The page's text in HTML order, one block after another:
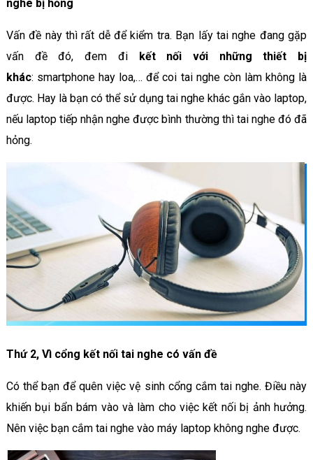
nghe bị hỏng
Vấn đề này thì rất dễ để kiểm tra. Bạn lấy tai nghe đang gặp
vấn đề đó, đem đi kết nối với những thiết bị
khác: smartphone hay loa,… để coi tai nghe còn làm không là
được. Hay là bạn có thể sử dụng tai nghe khác gắn vào laptop,
nếu laptop tiếp nhận nghe được bình thường thì tai nghe đó đã
hỏng.
Thứ 2, Vì cổng kết nối tai nghe có vấn đề
Có thể bạn để quên việc vệ sinh cổng cắm tai nghe. Điều này
khiến bụi bẩn bám vào và làm cho việc kết nối bị ảnh hưởng.
Nên việc bạn cắm tai nghe vào máy laptop không nghe được.